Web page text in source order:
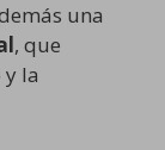
una
, que
la